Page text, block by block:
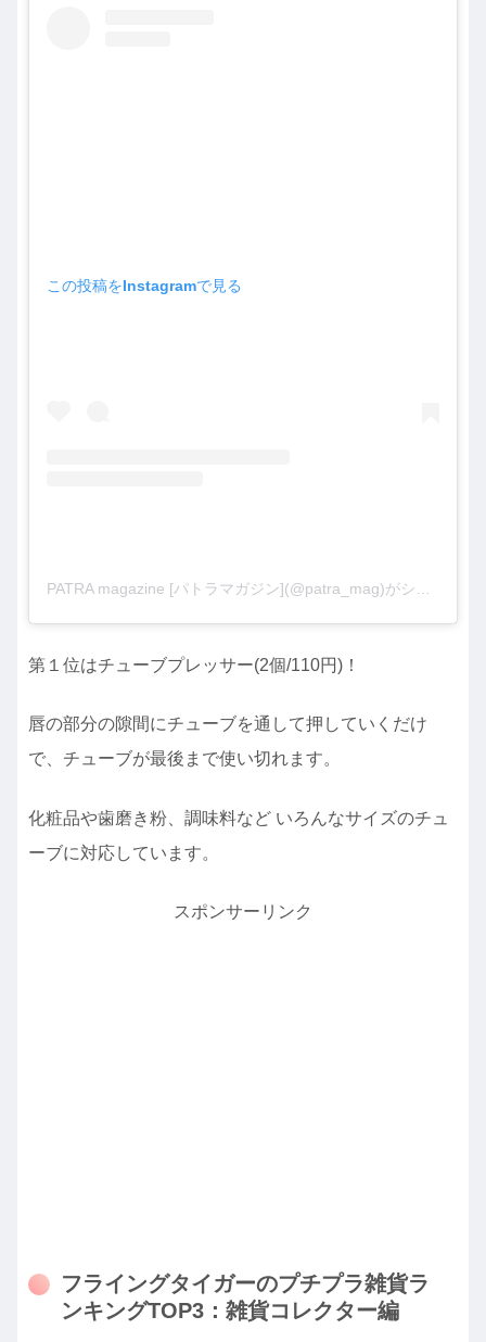
この投稿をInstagramで見る
PATRA magazine [パトラマガジン](@patra_mag)がシェアした投稿
第１位はチューブプレッサー(2個/110円)！
唇の部分の隙間にチューブを通して押していくだけ
で、チューブが最後まで使い切れます。
化粧品や歯磨き粉、調味料など いろんなサイズのチュ
ーブに対応しています。
スポンサーリンク
フライングタイガーのプチプラ雑貨ラ
ンキングTOP3：雑貨コレクター編